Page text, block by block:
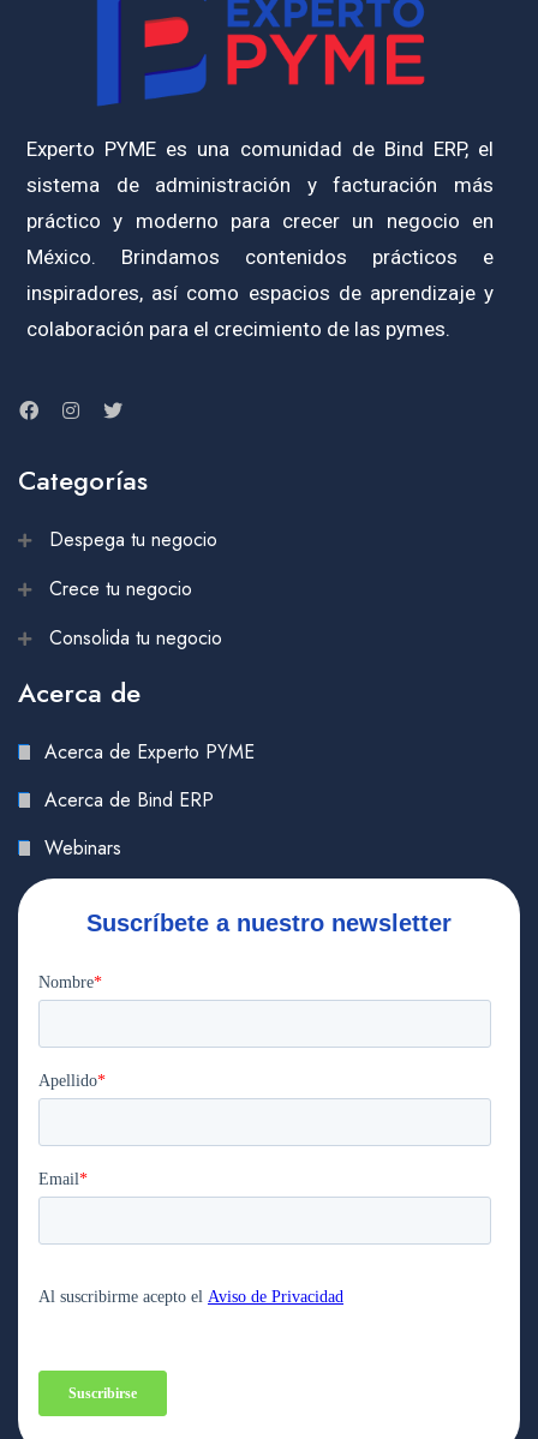
Experto PYME es una comunidad de Bind ERP, el
sistema de administración y facturación más
práctico y moderno para crecer un negocio en
México. Brindamos contenidos prácticos e
inspiradores, así como espacios de aprendizaje y
colaboración para el crecimiento de las pymes.
Categorías
Despega tu negocio
Crece tu negocio
Consolida tu negocio
Acerca de
Acerca de Experto PYME
Acerca de Bind ERP
Webinars
Suscríbete a nuestro newsletter